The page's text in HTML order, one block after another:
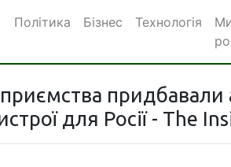
Політика Бізнес Технологія
придбавали
для Росії - The